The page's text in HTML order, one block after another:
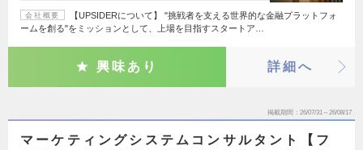
会社概要
【UPSIDERについて】 "挑戦者を支える世界的な金融プラットフォ
ームを創る"をミッションとして、上場を目指すスタートア…
興味あり 詳細へ
掲載期間 26/07/31～26/08/17
マーケティングシステムコンサルタント【フ